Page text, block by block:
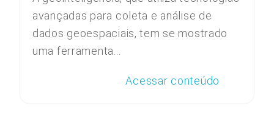
avançadas para coleta e análise de
dados geoespaciais, tem se mostrado
uma ferramenta...
Acessar conteúdo